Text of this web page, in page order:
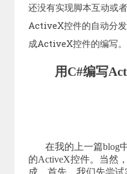
还没有实现脚本互动或
ActiveX控件的自动分
成ActiveX控件的编写。
用C#编写
在我的上一篇blog
的ActiveX控件。当然
成。首先，我们先尝试